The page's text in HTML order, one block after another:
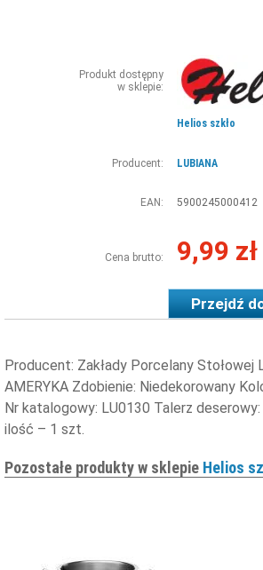
Produkt dostępny
w sklepie:
Helios szkło
Producent: LUBIANA
EAN: 5900245000412
Cena brutto: 9,99 zł
Przejdź
Producent: Zakłady Porcelany Stołowej
AMERYKA Zdobienie: Niedekorowany
Nr katalogowy: LU0130 Talerz
ilość – 1 szt.
Pozostałe produkty w sklepie Helios